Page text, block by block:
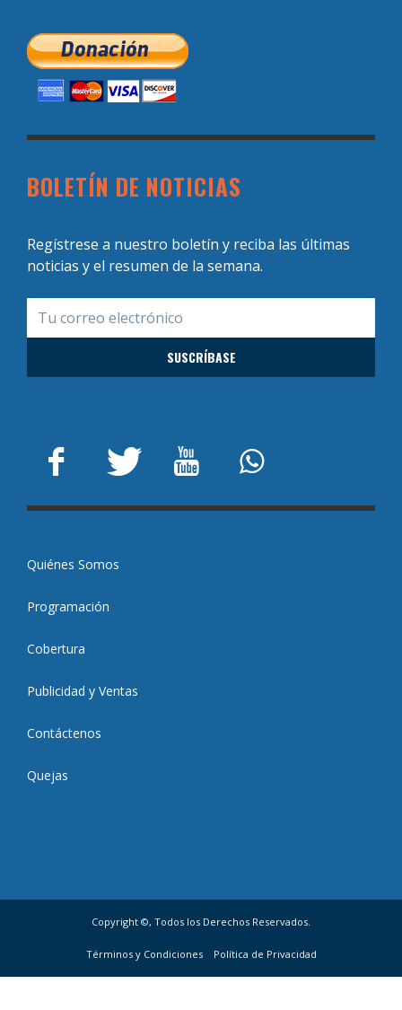
BOLETÍN DE NOTICIAS
Regístrese a nuestro boletín y reciba las últimas
noticias y el resumen de la semana.
Quiénes Somos
Programación
Cobertura
Publicidad y Ventas
Contáctenos
Quejas
Copyright ©, Todos los Derechos Reservados.
Términos y Condiciones Política de Privacidad